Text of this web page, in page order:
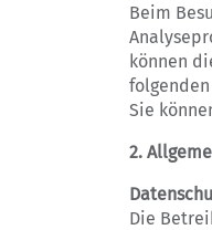
Beim
können
Sie
2.
Die